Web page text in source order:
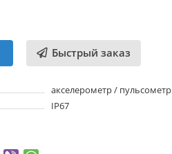
Быстрый заказ
акселерометр / пульсометр
IP67